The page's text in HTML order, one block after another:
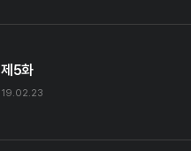
제5화
19.02.23